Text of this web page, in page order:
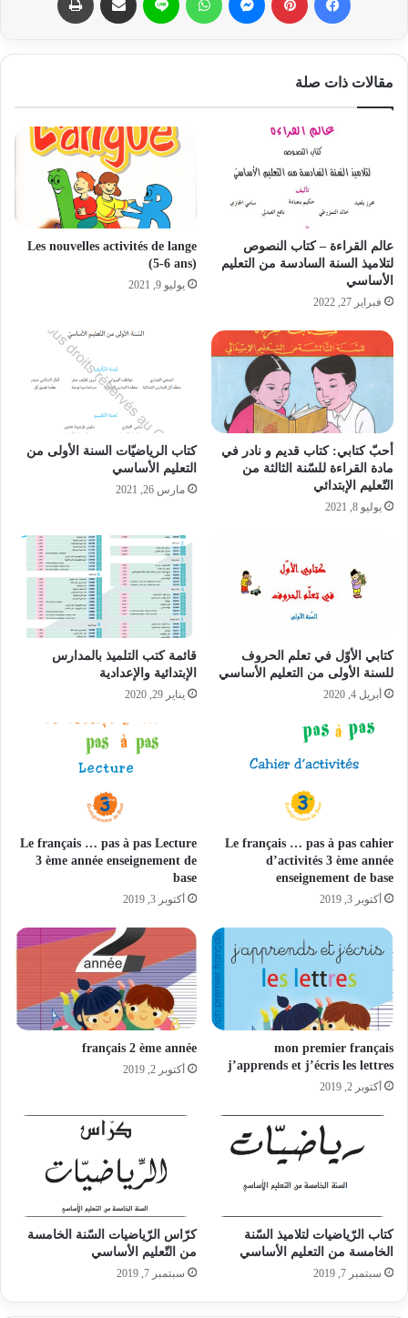
مقالات ذات صلة
عالم القراءة – كتاب النصوص
لتلاميذ السنة السادسة من التعليم
الأساسي
فبراير 27, 2022
Les nouvelles activités de lange
(5-6 ans)
يوليو 9, 2021
أحبّ كتابي: كتاب قديم و نادر في
مادة القراءة للسّنة الثالثة من
التّعليم الإبتدائي
يوليو 8, 2021
كتاب الرياضيّات السنة الأولى من
التعليم الأساسي
مارس 26, 2021
كتابي الأوّل في تعلم الحروف
للسنة الأولى من التعليم الأساسي
أبريل 4, 2020
قائمة كتب التلميذ بالمدارس
الإبتدائية والإعدادية
يناير 29, 2020
Le français … pas à pas cahier
d’activités 3 ème année
enseignement de base
أكتوبر 3, 2019
Le français … pas à pas Lecture
3 ème année enseignement de
base
أكتوبر 3, 2019
mon premier français
j’apprends et j’écris les lettres
أكتوبر 2, 2019
français 2 ème année
أكتوبر 2, 2019
كتاب الرّياضيات لتلاميذ السّنة
الخامسة من التعليم الأساسي
سبتمبر 7, 2019
كرّاس الرّياضيات السّنة الخامسة
من التّعليم الأساسي
سبتمبر 7, 2019